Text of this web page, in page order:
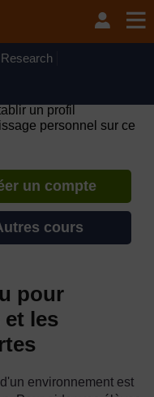
on Wednesday 12
(GMT) due to routine
Research
un profil
personnel sur ce
un compte
cours
pour
les
environnement est